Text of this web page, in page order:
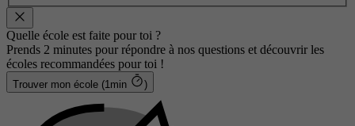
Quelle école est faite pour toi ?
Prends 2 minutes pour répondre à nos questions et découvrir les
écoles recommandées pour toi !
Trouver mon école (1min )